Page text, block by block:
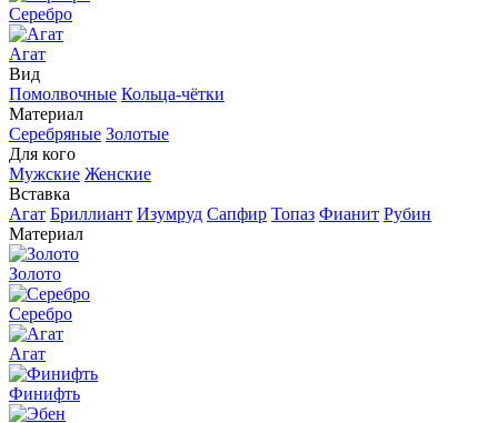
Серебро
Агат
Вид
Помолвочные Кольца-чётки
Материал
Серебряные Золотые
Для кого
Мужские Женские
Вставка
Агат Бриллиант Изумруд Сапфир Топаз Фианит Рубин
Материал
Золото
Серебро
Агат
Финифть